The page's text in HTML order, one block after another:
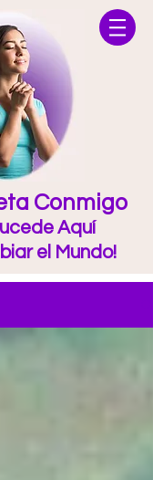
Conmigo
Aquí
el Mundo!